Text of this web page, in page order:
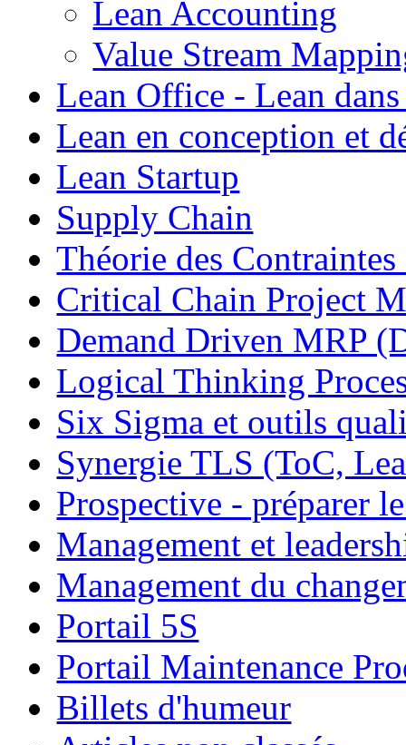
Lean Accounting
Value Stream
Lean Office - Lean
Lean en conception et
Lean Startup
Supply Chain
Théorie des
Critical Chain Project
Demand Driven MRP
Logical Thinking
Six Sigma et outils
Synergie TLS (ToC,
Prospective - préparer
Management et
Management du
Portail 5S
Portail Maintenance
Billets d'humeur